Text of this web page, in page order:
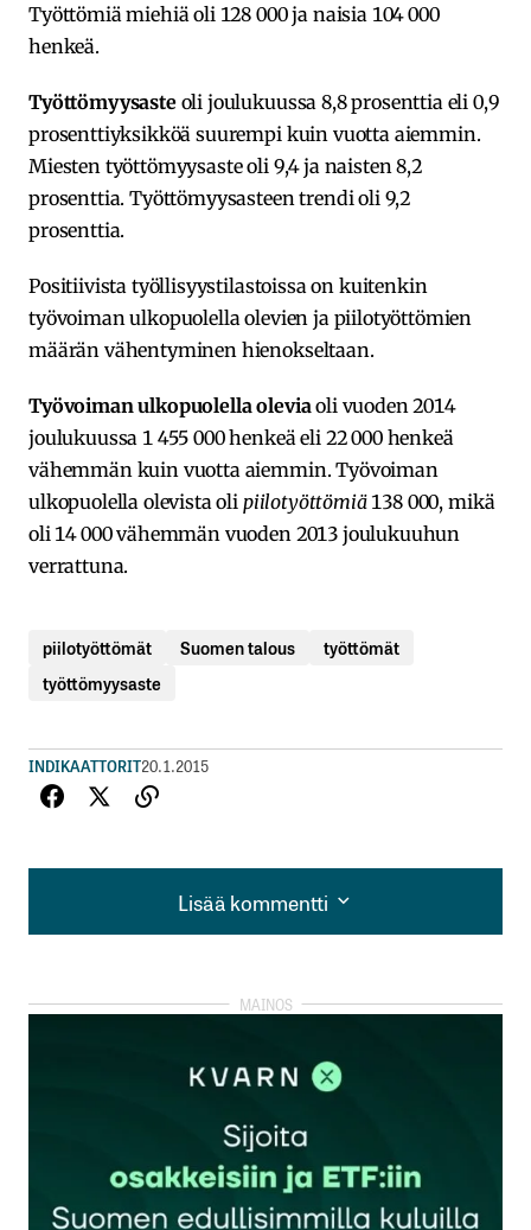
Työttömiä miehiä oli 128 000 ja naisia 104 000
henkeä.
Työttömyysasteoli joulukuussa 8,8 prosenttia eli 0,9
prosenttiyksikköä suurempi kuin vuotta aiemmin.
Miesten työttömyysaste oli 9,4 ja naisten 8,2
prosenttia. Työttömyysasteen trendi oli 9,2
prosenttia.
Positiivista työllisyystilastoissa on kuitenkin
työvoiman ulkopuolella olevien ja piilotyöttömien
määrän vähentyminen hienokseltaan.
Työvoiman ulkopuolella olevia oli vuoden 2014
joulukuussa 1 455 000 henkeä eli 22 000 henkeä
vähemmän kuin vuotta aiemmin. Työvoiman
ulkopuolella olevista oli piilotyöttömiä138 000, mikä
oli 14 000 vähemmän vuoden 2013 joulukuuhun
verrattuna.
piilotyöttömät Suomen talous
työttömät
työttömyysaste
INDIKAATTORIT20.1.2015
Lisää kommentti
Lisää kommentti
kirjautua
rekisteröityä